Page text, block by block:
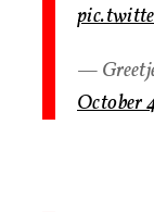
—
October